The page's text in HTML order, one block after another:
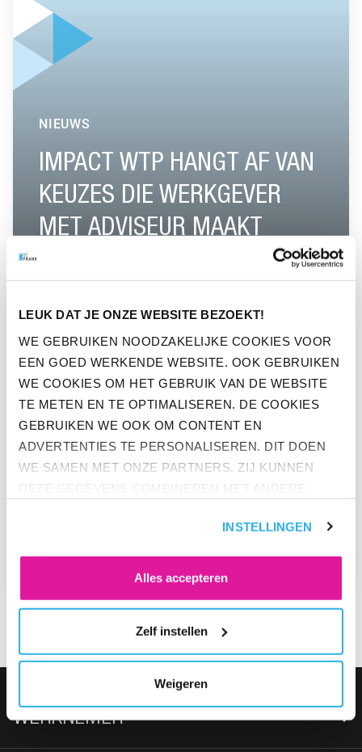
LEUK DAT JE ONZE WEBSITE BEZOEKT!
WE GEBRUIKEN NOODZAKELIJKE COOKIES VOOR
EEN GOED WERKENDE WEBSITE. OOK GEBRUIKEN
WE COOKIES OM HET GEBRUIK VAN DE WEBSITE
TE METEN EN TE OPTIMALISEREN. DE COOKIES
GEBRUIKEN WE OOK OM CONTENT EN
ADVERTENTIES TE PERSONALISEREN. DIT DOEN
WE SAMEN MET ONZE PARTNERS. ZIJ KUNNEN
ACCEPTEREN' ALS JE INSTEMT MET ALLE
NOODZAKELIJKE COOKIES WILT. ONDER 'ZELF
ALTIJD JE TOESTEMMING VOOR DE COOKIES
INSTELLINGEN
Alles accepteren
Zelf instellen
Weigeren
IMPACT WTP HANGT AF VAN
KEUZES DIE WERKGEVER
MET ADVISEUR MAAKT
NIEUWS
WAT VOOR WERKGEVER WIL JE
ZIJN?
NIEUWS
FOOTER NAVIGATIE
WERKNEMER